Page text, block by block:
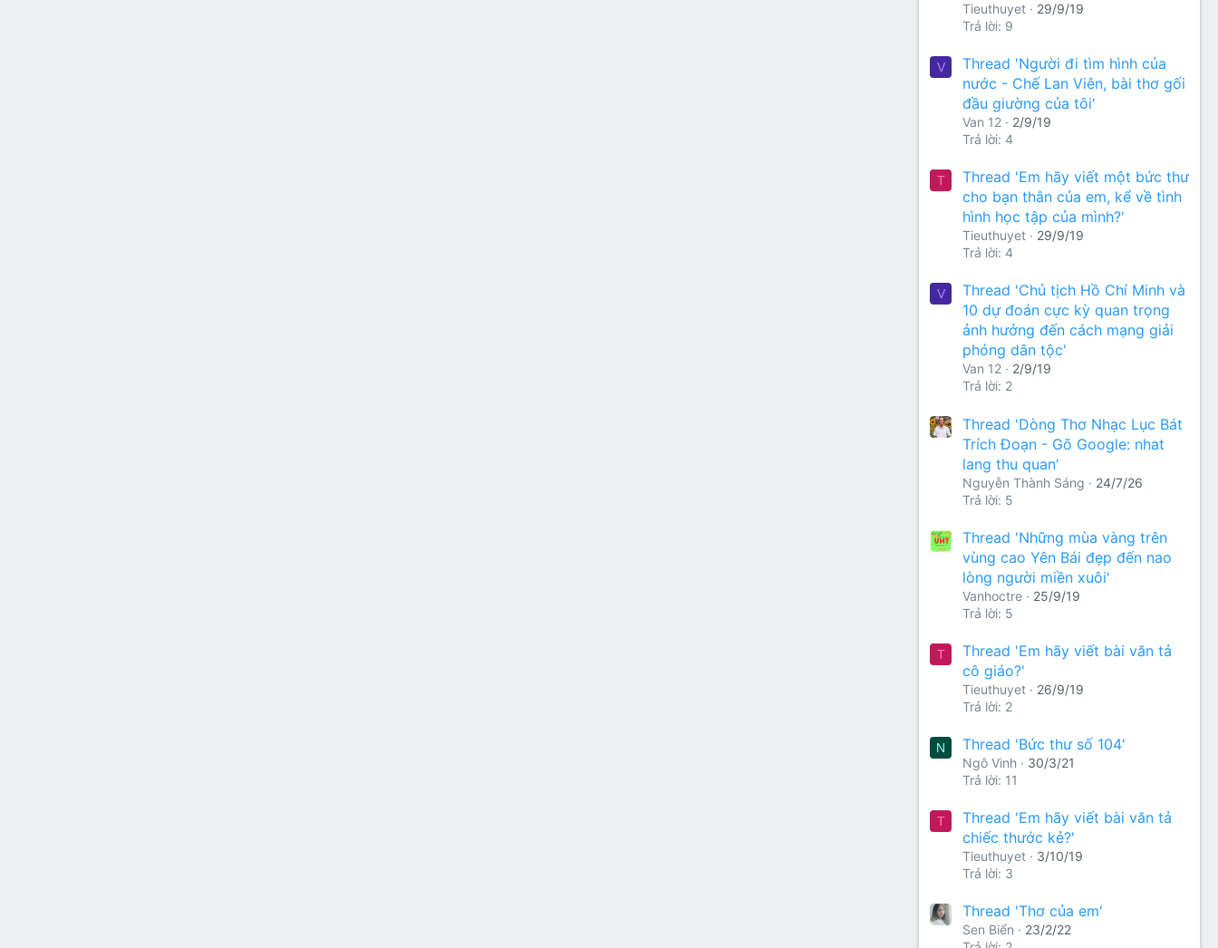
Tieuthuyet
29/9/19
Trả lời: 9
V
Thread 'Người đi tìm hình của
nước - Chế Lan Viên, bài thơ gối
đầu giường của tôi'
Van 12
2/9/19
Trả lời: 4
T
Thread 'Em hãy viết một bức thư
cho bạn thân của em, kể về tình
hình học tập của mình?'
Tieuthuyet
29/9/19
Trả lời: 4
V
Thread 'Chủ tịch Hồ Chí Minh và
10 dự đoán cực kỳ quan trọng
ảnh hưởng đến cách mạng giải
phóng dân tộc'
Van 12
2/9/19
Trả lời: 2
Thread 'Dòng Thơ Nhạc Lục Bát
Trích Đoạn - Gõ Google: nhat
lang thu quan'
Nguyễn Thành Sáng
24/7/26
Trả lời: 5
Thread 'Những mùa vàng trên
vùng cao Yên Bái đẹp đến nao
lòng người miền xuôi'
Vanhoctre
25/9/19
Trả lời: 5
T
Thread 'Em hãy viết bài văn tả
cô giáo?'
Tieuthuyet
26/9/19
Trả lời: 2
N Thread 'Bức thư số 104'
Ngô Vinh
30/3/21
Trả lời: 11
T
Thread 'Em hãy viết bài văn tả
chiếc thước kẻ?'
Tieuthuyet
3/10/19
Trả lời: 3
Thread 'Thơ của em'
Sen Biển
23/2/22